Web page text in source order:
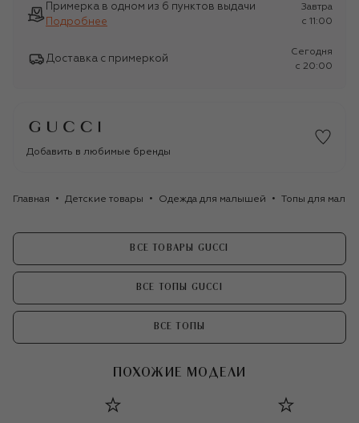
Примерка в одном из 6 пунктов выдачи
Подробнее
Завтра
c 11:00
Доставка с примеркой
Сегодня
c 20:00
Добавить в любимые бренды
Главная Детские товары Одежда для малышей Топы для
ВСЕ ТОВАРЫ GUCCI
ВСЕ ТОПЫ GUCCI
ВСЕ ТОПЫ
ПОХОЖИЕ МОДЕЛИ